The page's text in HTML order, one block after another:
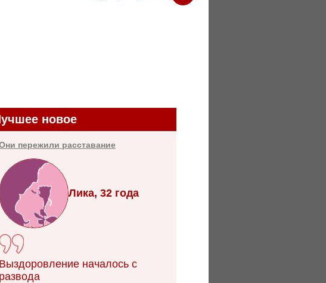
новое
пережили расставание
Лика, 32 года
Выздоровление началось с
развода